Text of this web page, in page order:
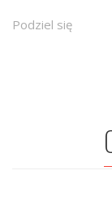
Podziel się